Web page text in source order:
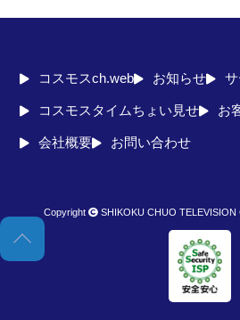
コスモスch.web お知らせ
コスモスタイムちょい見せ お
会社概要 お問い合わせ
Copyright SHIKOKU CHUO TELEVISION